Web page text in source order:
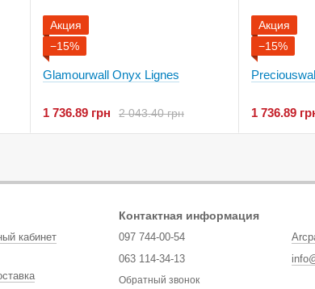
Акция
−15%
Glamourwall Onyx Lignes
2 043.40 грн
1 736.89 грн
Акция
−15%
1 736.89
кабинет
Контактная информация
097 744-00-54
063 114-34-13
Обратный звонок